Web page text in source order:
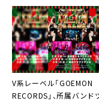
V系レーベル「GOEMON
RECORDS 」、所属バンド